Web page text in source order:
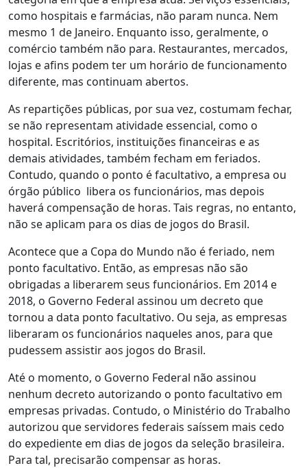
como hospitais e farmácias, não param nunca. Nem
mesmo 1 de Janeiro. Enquanto isso, geralmente, o
comércio também não para. Restaurantes, mercados,
lojas e afins podem ter um horário de funcionamento
diferente, mas continuam abertos.
As repartições públicas, por sua vez, costumam fechar,
se não representam atividade essencial, como o
hospital. Escritórios, instituições financeiras e as
demais atividades, também fecham em feriados.
Contudo, quando o ponto é facultativo, a empresa ou
órgão público libera os funcionários, mas depois
haverá compensação de horas. Tais regras, no entanto,
não se aplicam para os dias de jogos do Brasil.
Acontece que a Copa do Mundo não é feriado, nem
ponto facultativo. Então, as empresas não são
obrigadas a liberarem seus funcionários. Em 2014 e
2018, o Governo Federal assinou um decreto que
tornou a data ponto facultativo. Ou seja, as empresas
liberaram os funcionários naqueles anos, para que
pudessem assistir aos jogos do Brasil.
Até o momento, o Governo Federal não assinou
nenhum decreto autorizando o ponto facultativo em
empresas privadas. Contudo, o Ministério do Trabalho
autorizou que servidores federais saíssem mais cedo
do expediente em dias de jogos da seleção brasileira.
Para tal, precisarão compensar as horas.